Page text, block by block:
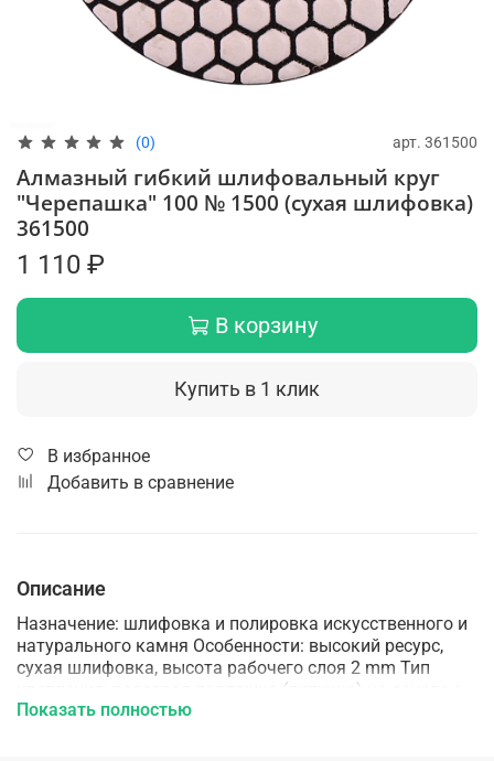
(0) арт. 361500
Алмазный гибкий шлифовальный круг
"Черепашка" 100 № 1500 (сухая шлифовка)
361500
1 110 ₽
В корзину
Купить в 1 клик
В избранное
Добавить в сравнение
Описание
Назначение: шлифовка и полировка искусственного и
натурального камня Особенности: высокий ресурс,
сухая шлифовка, высота рабочего слоя 2 mm Тип
крепления: ворсовая подложка (липучка) на основе с
повышенной эластичностью.
Показать полностью